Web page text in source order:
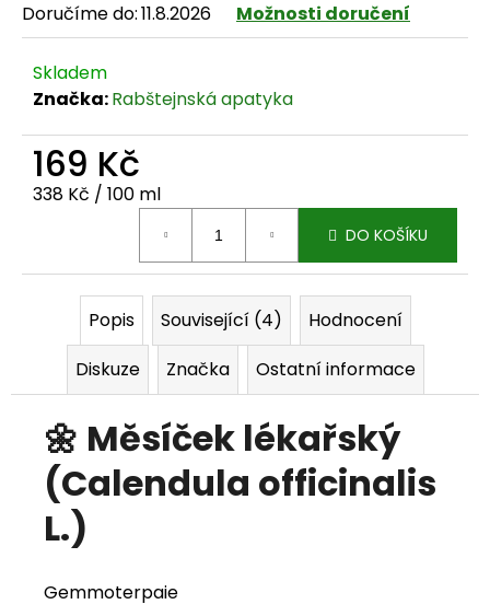
Doručíme do:11.8.2026 Možnosti doručení
Skladem
Značka:Rabštejnská apatyka
169 Kč
Měrná cena:
338 Kč / 100 ml
DO KOŠÍKU
Popis Související (4)
Hodnocení
Diskuze
Značka Ostatní informace
🌼 Měsíček lékařský
(Calendula officinalis
L.)
Gemmoterpaie
r
u
č
u
m